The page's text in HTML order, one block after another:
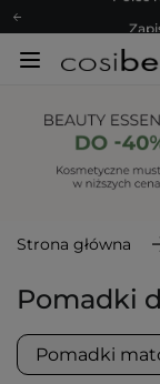
Poleć
Strona główna
Pomadki
Pomadki